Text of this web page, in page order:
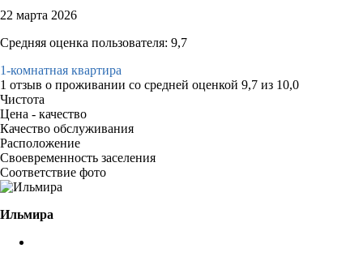
22 марта 2026
Средняя оценка пользователя: 9,7
1-комнатная квартира
1 отзыв о проживании со средней оценкой 9,7 из 10,0
Чистота
Цена - качество
Качество обслуживания
Расположение
Своевременность заселения
Соответствие фото
Ильмира